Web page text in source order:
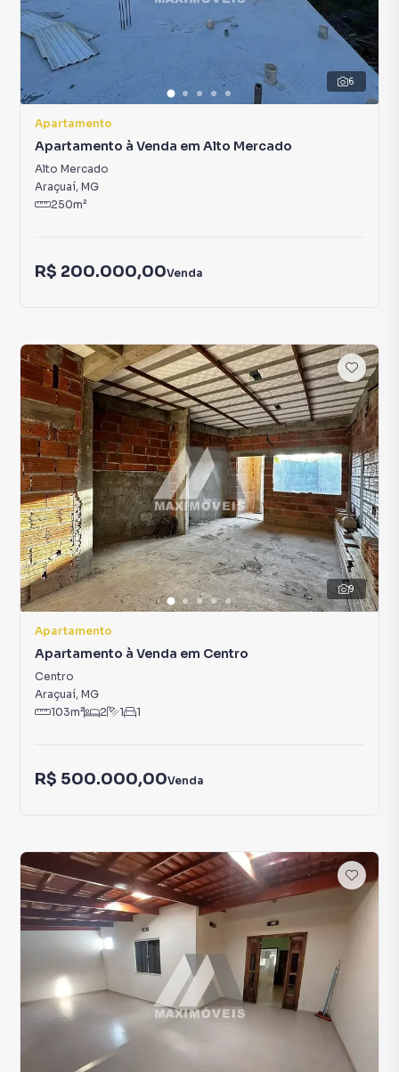
6
Apartamento
Apartamento à Venda em Alto Mercado
Alto Mercado
Araçuaí, MG
250m²
R$ 200.000,00Venda
9
Apartamento
Apartamento à Venda em Centro
Centro
Araçuaí, MG
103m² 2 1 1
R$ 500.000,00Venda